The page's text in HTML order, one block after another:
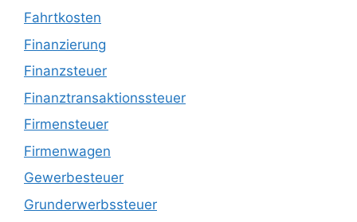
Fahrtkosten
Finanzierung
Finanzsteuer
Finanztransaktionssteuer
Firmensteuer
Firmenwagen
Gewerbesteuer
Grunderwerbssteuer